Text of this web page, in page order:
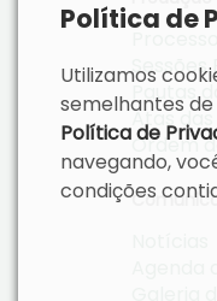
Sessões
Pautas
Atas das
Ordem
Política de
Utilizamos
semelhantes
Política de
navegando,
condições